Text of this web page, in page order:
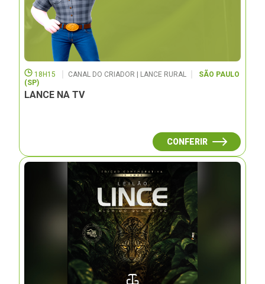
18H15 CANAL DO CRIADOR | LANCE RURAL
SÃO PAULO
(SP)
LANCE NA TV
CONFERIR